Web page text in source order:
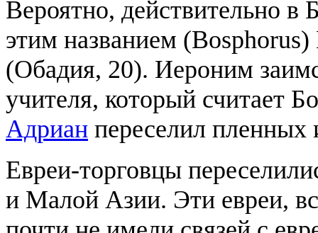
Вероятно, действительно в
этим названием
(Обадия, 20). Иероним
учителя, который считает
Адриан переселил пленных
Евреи-торговцы
и Малой Азии. Эти евреи,